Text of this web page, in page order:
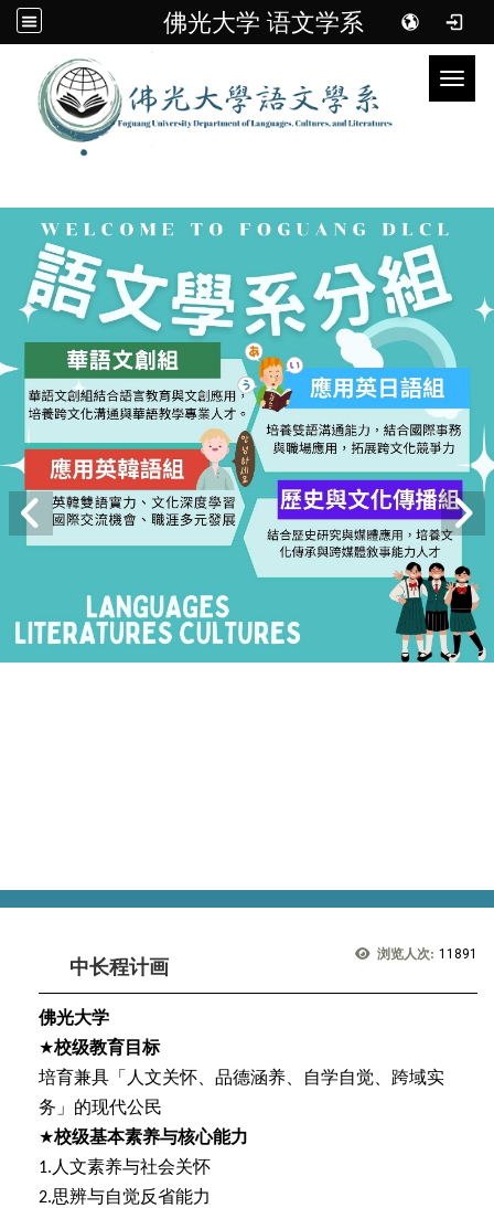
佛光大学 语文学系
浏览人次: 11891
中长程计画
佛光大学
★校级教育目标
培育兼具「人文关怀、品德涵养、自学自觉、跨域实
务」的现代公民
★校级基本素养与核心能力
1. 人文素养与社会关怀
2.思辨与自觉反省能力